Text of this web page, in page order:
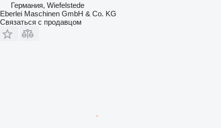
Германия, Wiefelstede
Eberlei Maschinen GmbH & Co. KG
Связаться с продавцом